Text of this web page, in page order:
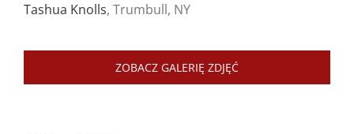
Tashua Knolls, Trumbull, NY
ZOBACZ GALERIĘ ZDJĘĆ